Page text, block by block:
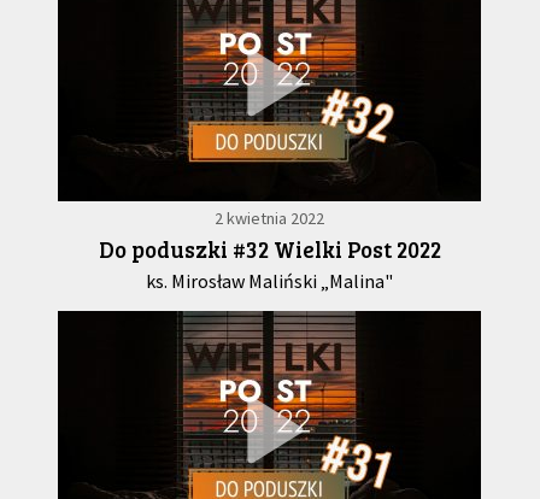
2 kwietnia 2022
Do poduszki #32 Wielki Post 2022
ks. Mirosław Maliński „Malina"